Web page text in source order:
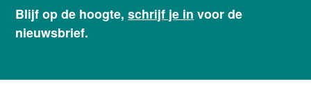
Blijf op de hoogte,schrijf je in voor de
nieuwsbrief.